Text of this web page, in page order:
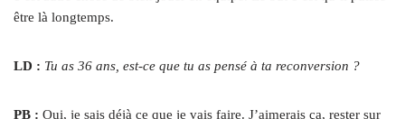
être là longtemps.
LD : Tu as 36 ans, est-ce que tu as pensé à ta reconversion ?
PB : Oui, je sais déjà ce que je vais faire. J’aimerais ça, rester sur